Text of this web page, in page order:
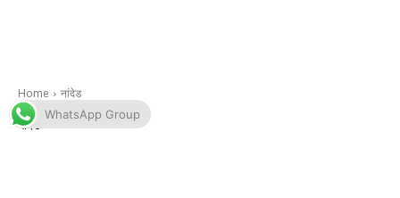
WhatsApp Group